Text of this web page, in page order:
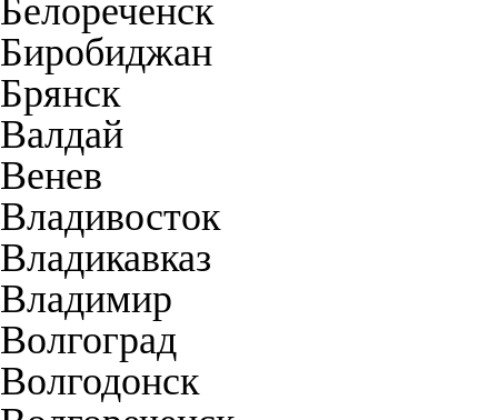
Белореченск
Биробиджан
Брянск
Валдай
Венев
Владивосток
Владикавказ
Владимир
Волгоград
Волгодонск